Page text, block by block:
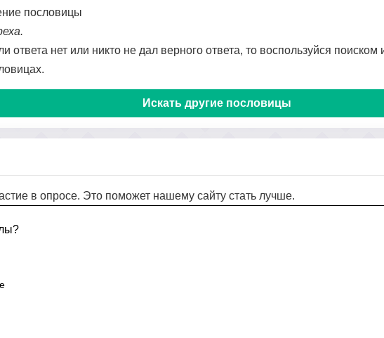
пословицы
ответа нет или никто не дал верного ответа, то воспользуйся поиском
Искать другие пословицы
в опросе. Это поможет нашему сайту стать лучше.